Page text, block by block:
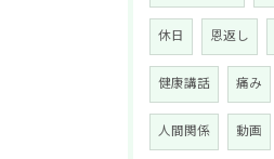
休日 恩返し
健康講話 痛み
人間関係 動画